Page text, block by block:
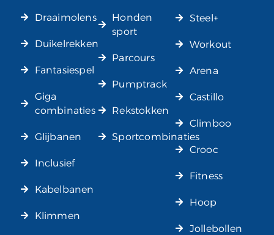
Draaimolens
Duikelrekken
Fantasiespel
Giga
combinaties
Glijbanen
Inclusief
Kabelbanen
Klimmen
Honden
sport
Parcours
Pumptrack
Rekstokken
Sportcombinaties
Steel+
Workout
Arena
Castillo
Climboo
Crooc
Fitness
Hoop
Jollebollen